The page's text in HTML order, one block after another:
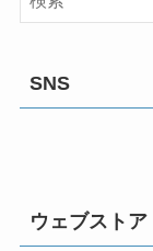
SNS
ウェブストア